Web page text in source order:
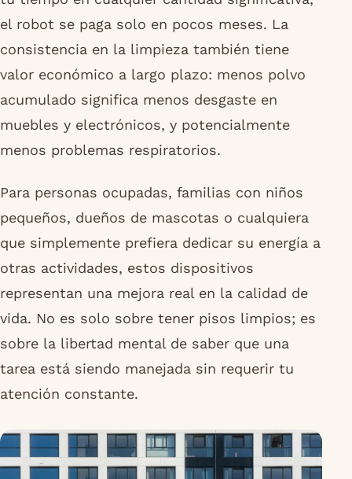
el robot se paga solo en pocos meses. La
consistencia en la limpieza también tiene
valor económico a largo plazo: menos polvo
acumulado significa menos desgaste en
muebles y electrónicos, y potencialmente
menos problemas respiratorios.
Para personas ocupadas, familias con niños
pequeños, dueños de mascotas o cualquiera
que simplemente prefiera dedicar su energía a
otras actividades, estos dispositivos
representan una mejora real en la calidad de
vida. No es solo sobre tener pisos limpios; es
sobre la libertad mental de saber que una
tarea está siendo manejada sin requerir tu
atención constante.